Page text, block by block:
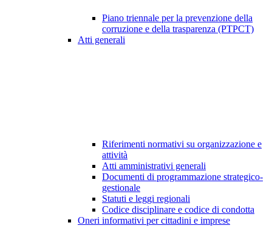
Piano triennale per la prevenzione della
corruzione e della trasparenza (PTPCT)
Atti generali
Riferimenti normativi su organizzazione e
attività
Atti amministrativi generali
Documenti di programmazione strategico-
gestionale
Statuti e leggi regionali
Codice disciplinare e codice di condotta
Oneri informativi per cittadini e imprese